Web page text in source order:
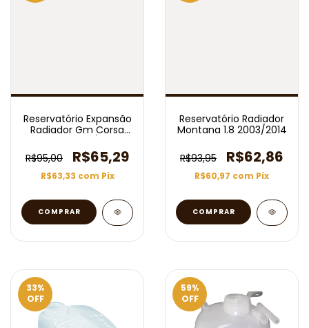
Reservatório Expansão
Radiador Gm Corsa
R$95,00
R$65,29
R$63,33 com Pix
Reservatório Radiador
Montana 1.8 2003/2014
R$93,95 R$62,86
R$60,97 com Pix
33%
OFF
59%
OFF